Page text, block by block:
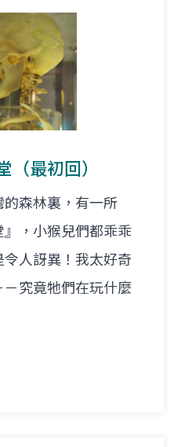
（最初回）
森林裏，有一所
』，小猴兒們都乖乖
人訝異！我太好奇
究竟牠們在玩什麼